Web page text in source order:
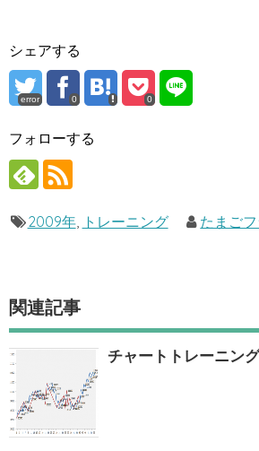
シェアする
error 0 0
フォローする
2009年, トレーニング たまご
関連記事
チャートトレーニン